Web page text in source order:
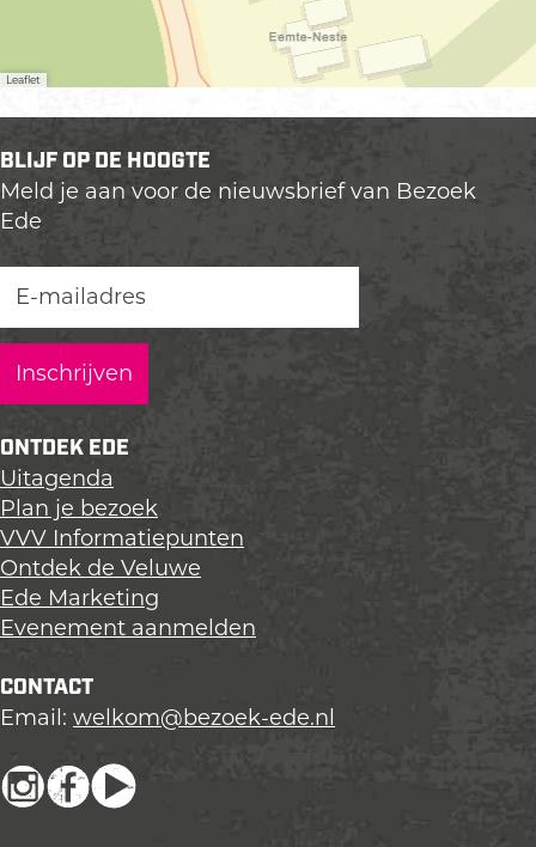
Leaflet
BLIJF OP DE HOOGTE
Meld je aan voor de nieuwsbrief van Bezoek
Ede
ONTDEK EDE
Uitagenda
Plan je bezoek
VVV Informatiepunten
Ontdek de Veluwe
Ede Marketing
Evenement aanmelden
CONTACT
Email: welkom@bezoek-ede.nl
I
F
Y